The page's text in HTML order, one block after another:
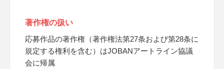
著作権の扱い
応募作品の著作権（著作権法第27条および第28条に
規定する権利を含む）はJOBANアートライン協議
会に帰属